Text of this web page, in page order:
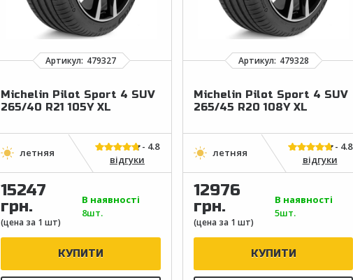
Michelin Pilot Sport 4 SUV
265/40 R21 105Y XL
відгуки
15247
грн.
В наявності
8шт.
Michelin Pilot Sport 4 SUV
265/45 R20 108Y XL
відгуки
12976
грн.
В наявності
5шт.